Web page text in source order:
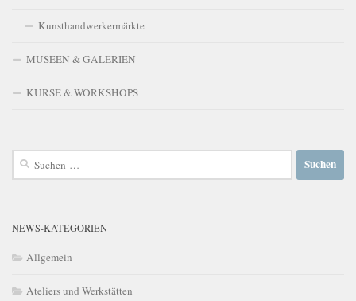
Kunsthandwerkermärkte
MUSEEN & GALERIEN
KURSE & WORKSHOPS
Suchen
NEWS-KATEGORIEN
Allgemein
Ateliers und Werkstätten